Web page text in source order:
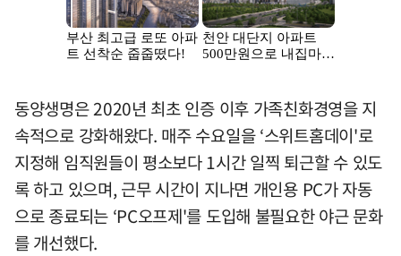
동양생명은 2020년 최초 인증 이후 가족친화경영을 지
속적으로 강화해왔다. 매주 수요일을 ‘스위트홈데이'로
지정해 임직원들이 평소보다 1시간 일찍 퇴근할 수 있도
록 하고 있으며, 근무 시간이 지나면 개인용 PC가 자동
으로 종료되는 ‘PC오프제'를 도입해 불필요한 야근 문화
를 개선했다.